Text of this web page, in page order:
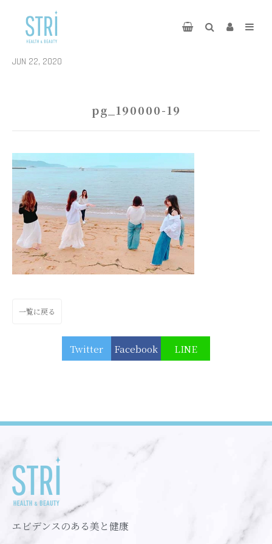
JUN 22, 2020
pg_190000-19
一覧に戻る
Twitter Facebook LINE
エビデンスのある美と健康